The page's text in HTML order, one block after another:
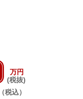
万円
(税抜)
税込）